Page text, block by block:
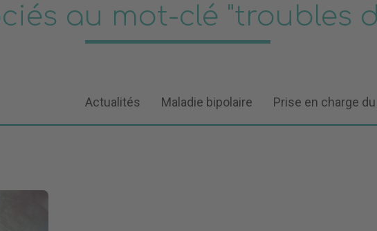
Actualités Maladie bipolaire Prise en charge
au mot-clé "troubles